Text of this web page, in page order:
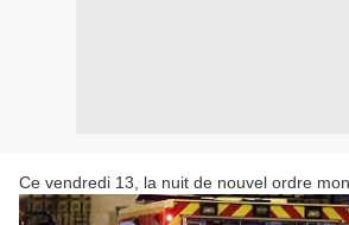
Ce vendredi 13, la nuit de nouvel ordre